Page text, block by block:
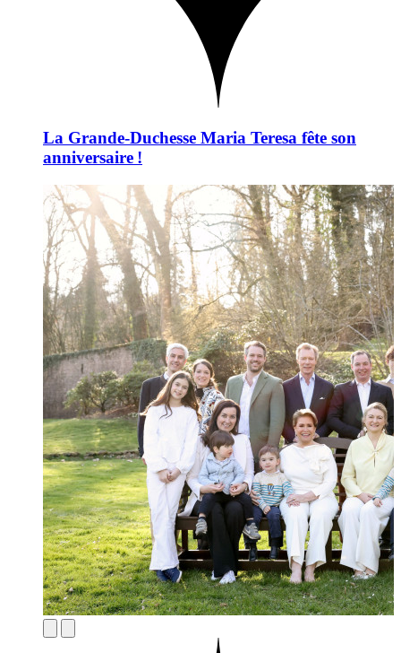
La Grande-Duchesse Maria Teresa fête son
anniversaire !